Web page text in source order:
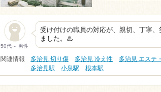
50代～ 男性
受け付けの職員の対応が、親切、丁寧
ました。♨
関連情報 多治見 切り傷 多治見 冷え性 多治見 エステ
多治見駅
小泉駅 根本駅